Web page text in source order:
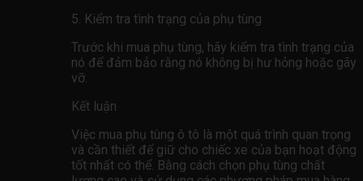
5. Kiểm tra tình trạng của phụ tùng
Trước khi mua phụ tùng, hãy kiểm tra tình trạng của
nó để đảm bảo rằng nó không bị hư hỏng hoặc gãy
vỡ.
Kết luận
Việc mua phụ tùng ô tô là một quá trình quan trọng
và cần thiết để giữ cho chiếc xe của bạn hoạt động
tốt nhất có thể. Bằng cách chọn phụ tùng chất